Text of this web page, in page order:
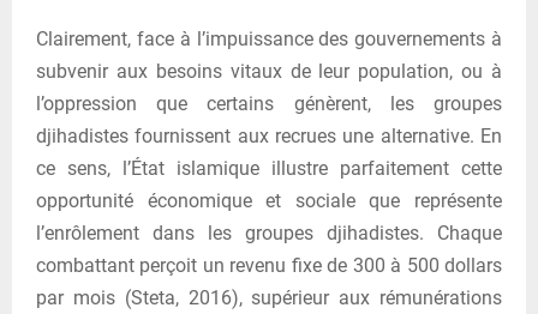
Clairement, face à l’impuissance des gouvernements à
subvenir aux besoins vitaux de leur population, ou à
l’oppression que certains génèrent, les groupes
djihadistes fournissent aux recrues une alternative. En
ce sens, l’État islamique illustre parfaitement cette
opportunité économique et sociale que représente
l’enrôlement dans les groupes djihadistes. Chaque
combattant perçoit un revenu fixe de 300 à 500 dollars
par mois (Steta, 2016), supérieur aux rémunérations